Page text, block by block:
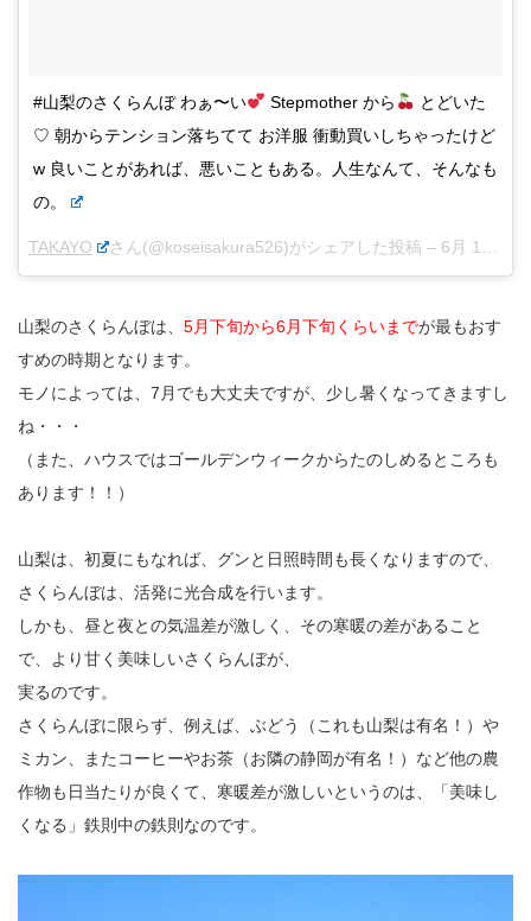
#山梨のさくらんぼ わぁ〜い Stepmother から
とどいた
♡ 朝からテンション落ちてて お洋服 衝動買いしちゃったけど
w 良いことがあれば、悪いこともある。人生なんて、そんなも
の。
TAKAYO さん(@koseisakura526)がシェアした投稿 – 6月 17, 2014 at 10:32午後 PDT
山梨のさくらんぼは、 5月下旬から6月下旬くらいまでが最もおす
すめの時期となります。
モノによっては、7月でも大丈夫ですが、少し暑くなってきますし
ね・・・
（また、ハウスではゴールデンウィークからたのしめるところも
あります！！）
山梨は、初夏にもなれば、グンと日照時間も長くなりますので、
さくらんぼは、活発に光合成を行います。
しかも、昼と夜との気温差が激しく、その寒暖の差があること
で、より甘く美味しいさくらんぼが、
実るのです。
さくらんぼに限らず、例えば、ぶどう（これも山梨は有名！）や
ミカン、またコーヒーやお茶（お隣の静岡が有名！）など他の農
作物も日当たりが良くて、寒暖差が激しいというのは、「美味し
くなる」鉄則中の鉄則なのです。